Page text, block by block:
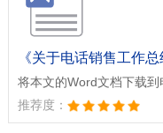
《关于电话销售工作
将本文的Word文档下载
推荐度：